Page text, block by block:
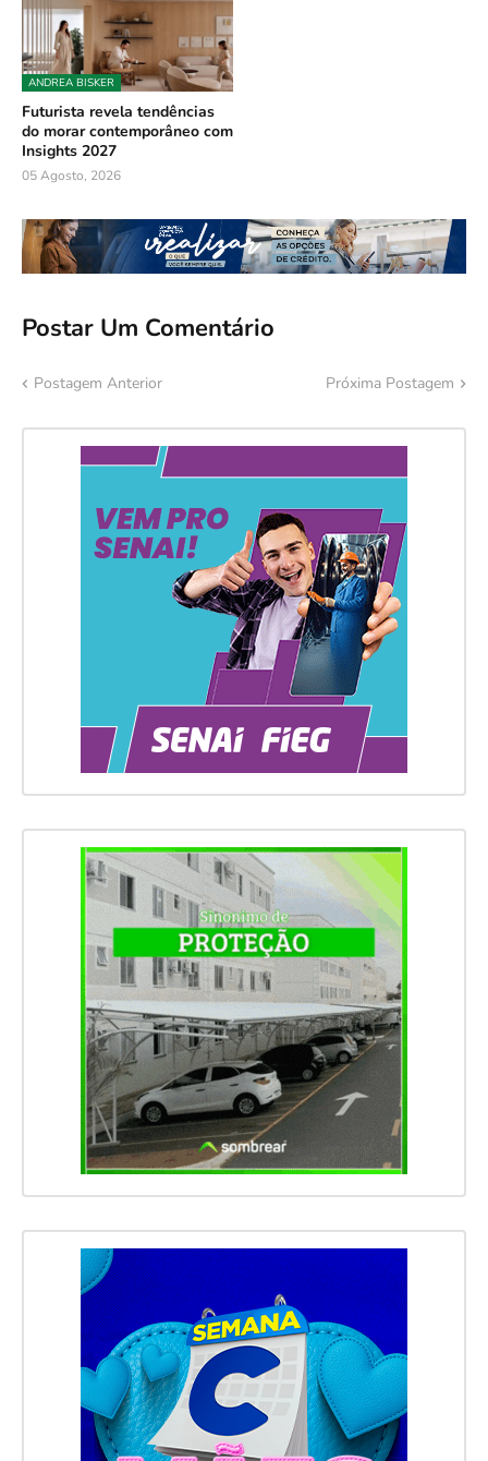
ANDREA BISKER
Futurista revela tendências
do morar contemporâneo com
Insights 2027
05 Agosto, 2026
Postar Um Comentário
Postagem Anterior Próxima Postagem